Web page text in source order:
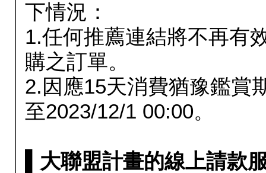
下情況：
1.任何推薦連結將不再有
購之訂單。
2.因應15天消費猶豫鑑賞
至2023/12/1 00:00。
▌大聯盟計畫的線上請款